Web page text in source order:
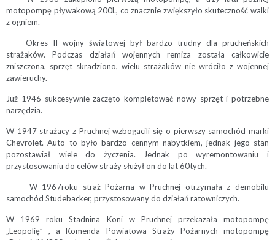
motopompę pływakową 200L, co znacznie zwiększyło skuteczność walki
z ogniem.
Okres II wojny światowej był bardzo trudny dla prucheńskich
strażaków. Podczas działań wojennych remiza została całkowicie
zniszczona, sprzęt skradziono, wielu strażaków nie wróciło z wojennej
zawieruchy.
Już 1946 sukcesywnie zaczęto kompletować nowy sprzęt i potrzebne
narzędzia.
W 1947 strażacy z Pruchnej wzbogacili się o pierwszy samochód marki
Chevrolet. Auto to było bardzo cennym nabytkiem, jednak jego stan
pozostawiał wiele do życzenia. Jednak po wyremontowaniu i
przystosowaniu do celów straży służył on do lat 60tych.
W 1967roku straż Pożarna w Pruchnej otrzymała z demobilu
samochód Studebacker, przystosowany do działań ratowniczych.
W 1969 roku Stadnina Koni w Pruchnej przekazała motopompę
„Leopolię” , a Komenda Powiatowa Straży Pożarnych motopompę